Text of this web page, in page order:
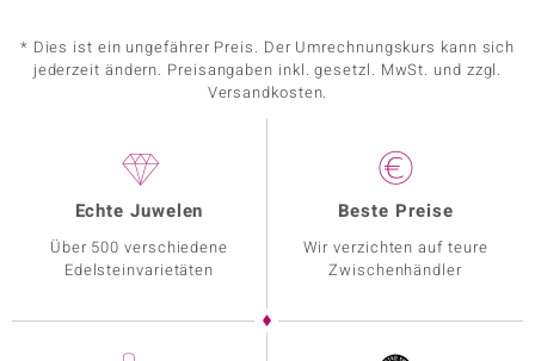
* Dies ist ein ungefährer Preis. Der Umrechnungskurs kann sich
jederzeit ändern. Preisangaben inkl. gesetzl. MwSt. und zzgl.
Versandkosten.
Echte Juwelen
Über 500 verschiedene
Edelsteinvarietäten
Beste Preise
Wir verzichten auf teure
Zwischenhändler